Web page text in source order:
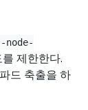
node-
제한한다.
드 축출을 하